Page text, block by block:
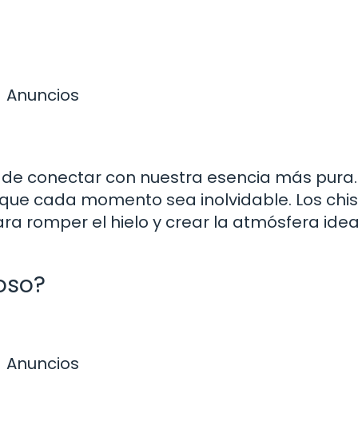
Anuncios
conectar con nuestra esencia más pura.
cada momento sea inolvidable. Los
romper el hielo y crear la atmósfera
Anuncios